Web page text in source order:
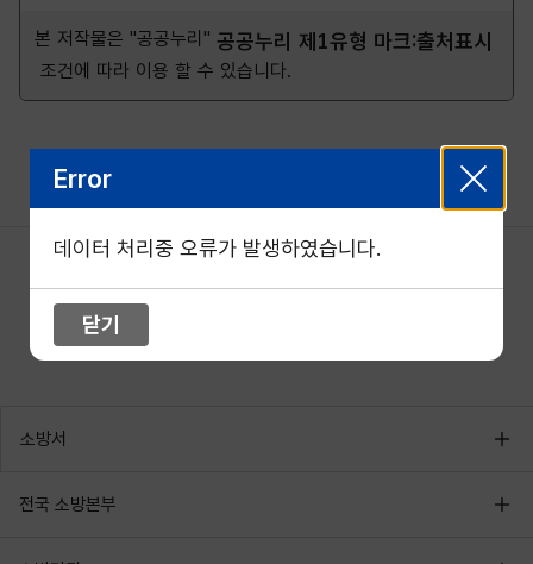
본 저작물은 "공공누리" 공공누리 제1유형 마크:출처표시
조건에 따라 이용 할 수 있습니다.
소방서
전국 소방본부
Error
데이터 처리중 오류가 발생하였습니다.
닫기